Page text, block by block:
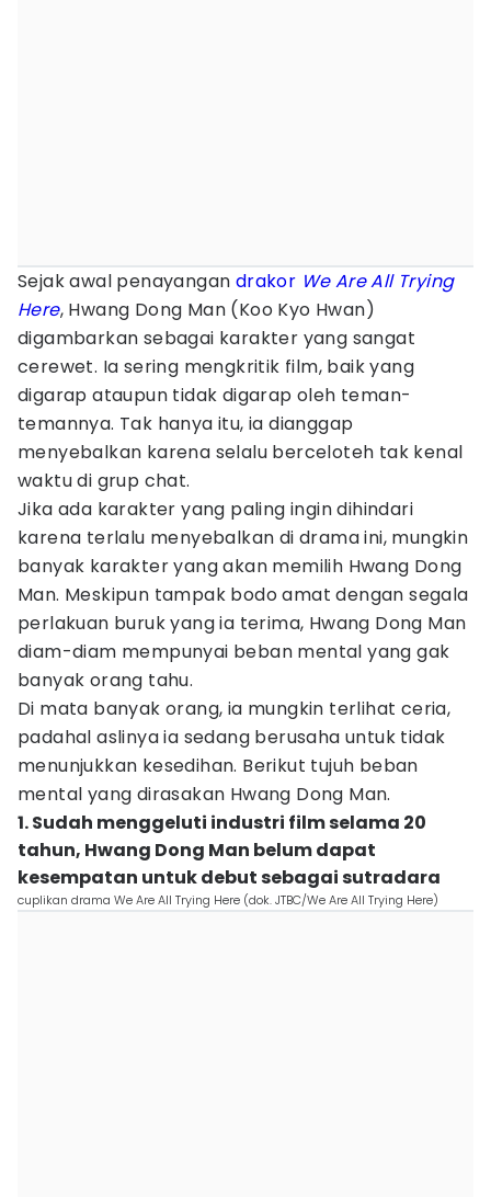
Sejak awal penayangan drakor We Are All Trying
Here, Hwang Dong Man (Koo Kyo Hwan)
digambarkan sebagai karakter yang sangat
cerewet. Ia sering mengkritik film, baik yang
digarap ataupun tidak digarap oleh teman-
temannya. Tak hanya itu, ia dianggap
menyebalkan karena selalu berceloteh tak kenal
waktu di grup chat.
Jika ada karakter yang paling ingin dihindari
karena terlalu menyebalkan di drama ini, mungkin
banyak karakter yang akan memilih Hwang Dong
Man. Meskipun tampak bodo amat dengan segala
perlakuan buruk yang ia terima, Hwang Dong Man
diam-diam mempunyai beban mental yang gak
banyak orang tahu.
Di mata banyak orang, ia mungkin terlihat ceria,
padahal aslinya ia sedang berusaha untuk tidak
menunjukkan kesedihan. Berikut tujuh beban
mental yang dirasakan Hwang Dong Man.
1. Sudah menggeluti industri film selama 20
tahun, Hwang Dong Man belum dapat
kesempatan untuk debut sebagai sutradara
cuplikan drama We Are All Trying Here (dok. JTBC/We Are All Trying Here)